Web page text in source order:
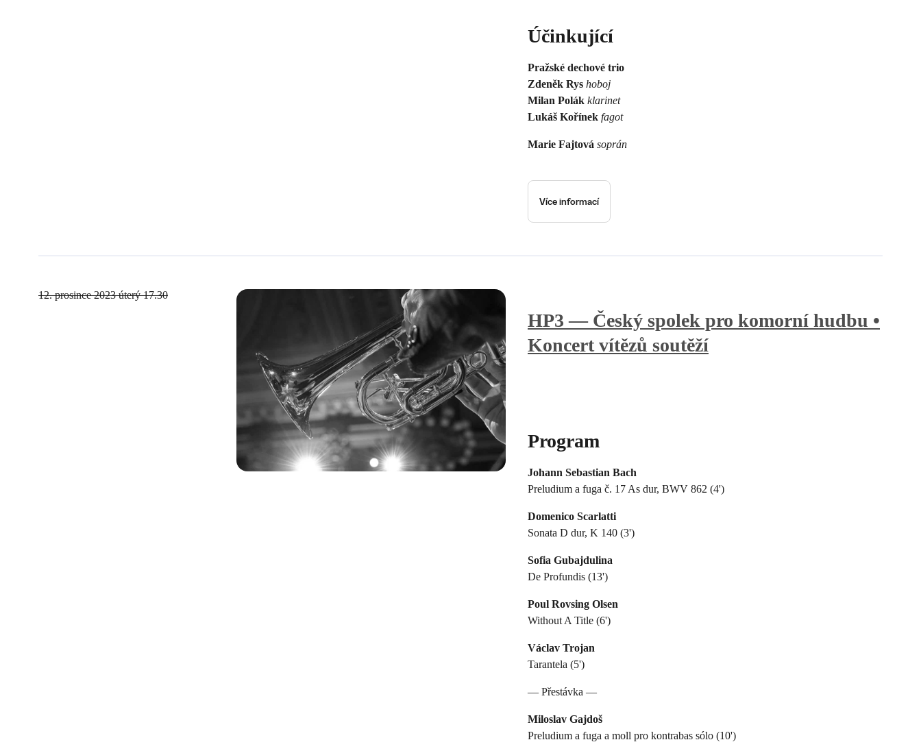
Účinkující
Pražské dechové trio
Zdeněk Rys hoboj
Milan Polák klarinet
Lukáš Kořínek fagot
Marie Fajtová soprán
Více informací
HP3 — Český spolek pro komorní hudbu •
Koncert vítězů soutěží
Program
Johann Sebastian Bach
Preludium a fuga č. 17 As dur, BWV 862 (4')
Domenico Scarlatti
Sonata D dur, K 140 (3')
Sofia Gubajdulina
De Profundis (13')
Poul Rovsing Olsen
Without A Title (6')
Václav Trojan
Tarantela (5')
— Přestávka —
Miloslav Gajdoš
Preludium a fuga a moll pro kontrabas sólo (10')
12. prosince 2023 úterý 17.30